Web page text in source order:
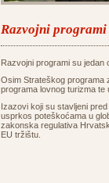
Razvojni programi
Razvojni programi su jedan
Osim Strateškog programa
programa lovnog turizma
Izazovi koji su stavljeni
usprkos poteškoćama u
zakonska regulativa
EU tržištu.